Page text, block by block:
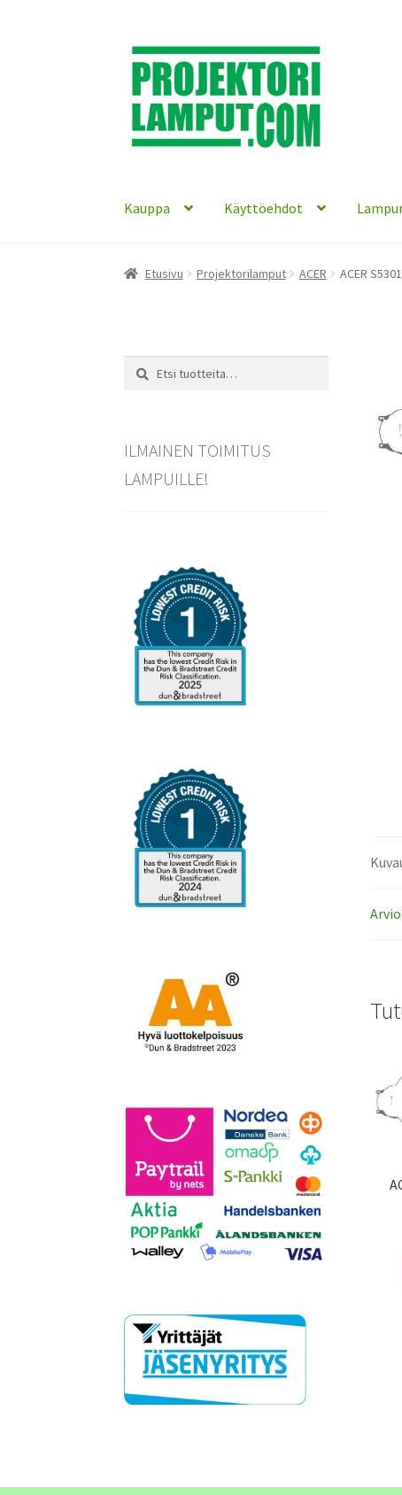
Siirry
navigointiin
Siirry
sisältöön
Kauppa Käyttöehdot
Etusivu Projektorilamput ACER ACER
Etsi:
Haku
ILMAINEN TOIMITUS
LAMPUILLE!